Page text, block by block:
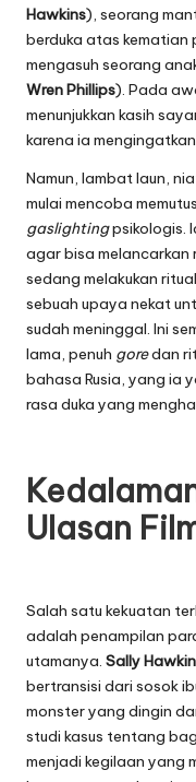
Hawkins), seorang
berduka atas kematian
mengasuh seorang
Wren Phillips). Pada
menunjukkan kasih
karena ia
Namun, lambat laun,
mulai mencoba
gaslightingpsikologis.
agar bisa
sedang melakukan
sebuah upaya nekat
sudah meninggal. Ini
lama, penuh goredan
bahasa Rusia, yang ia
rasa duka yang
Ulasan
Salah satu kekuatan
adalah penampilan
utamanya. Sally
bertransisi dari sosok
monster yang dingin
studi kasus tentang
menjadi kegilaan yang